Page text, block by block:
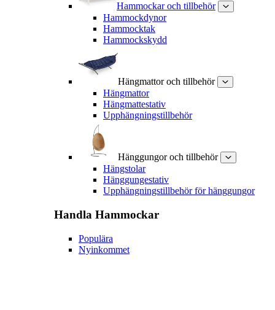
Hammockar och tillbehör
Hammockdynor
Hammocktak
Hammockskydd
Hängmattor och tillbehör
Hängmattor
Hängmattestativ
Upphängningstillbehör
Hänggungor och tillbehör
Hängstolar
Hänggungestativ
Upphängningstillbehör för hänggungor
Handla Hammockar
Populära
Nyinkommet